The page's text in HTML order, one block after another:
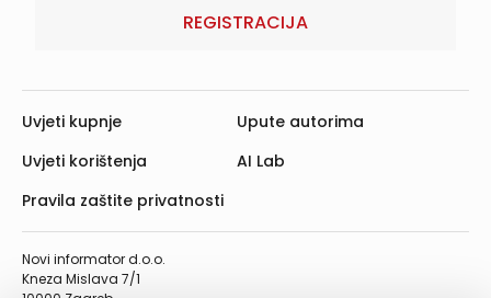
REGISTRACIJA
Novi informator d.o.o.
Kneza Mislava 7/1
Uvjeti kupnje
Uvjeti korištenja
Pravila zaštite privatnosti
Upute autorima
AI Lab